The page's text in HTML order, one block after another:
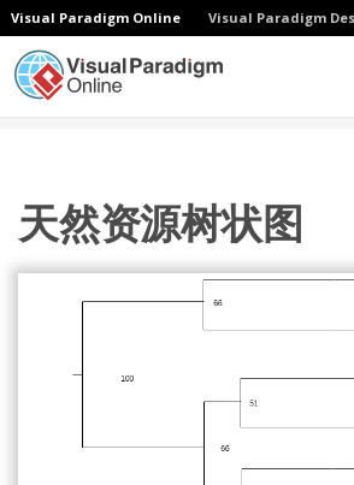
Visual Paradigm Online Visual Paradigm
天然资源树状图